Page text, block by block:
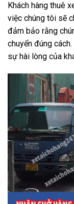
Khách hàng thuê
việc chúng tôi sẽ
đảm bảo rằng
chuyển đúng
sự hài lòng của